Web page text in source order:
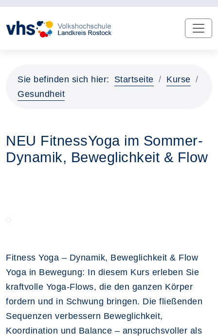
Sie befinden sich hier: Startseite
Kurse
Gesundheit
NEU FitnessYoga im Sommer-
Dynamik, Beweglichkeit & Flow
Fitness Yoga – Dynamik, Beweglichkeit & Flow
Yoga in Bewegung: In diesem Kurs erleben Sie
kraftvolle Yoga-Flows, die den ganzen Körper
fordern und in Schwung bringen. Die fließenden
Sequenzen verbessern Beweglichkeit,
Koordination und Balance – anspruchsvoller als